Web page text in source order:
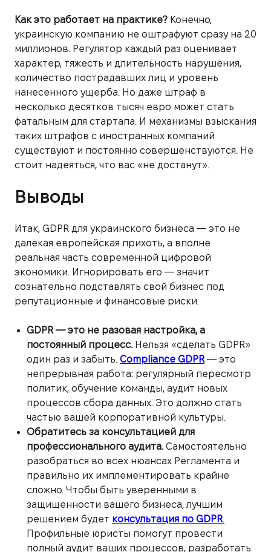
Как это работает на практике? Конечно,
украинскую компанию не оштрафуют сразу на 20
миллионов. Регулятор каждый раз оценивает
характер, тяжесть и длительность нарушения,
количество пострадавших лиц и уровень
нанесенного ущерба. Но даже штраф в
несколько десятков тысяч евро может стать
фатальным для стартапа. И механизмы взыскания
таких штрафов с иностранных компаний
существуют и постоянно совершенствуются. Не
стоит надеяться, что вас «не достанут».
Выводы
Итак, GDPR для украинского бизнеса — это не
далекая европейская прихоть, а вполне
реальная часть современной цифровой
экономики. Игнорировать его — значит
сознательно подставлять свой бизнес под
репутационные и финансовые риски.
GDPR — это не разовая настройка, а
постоянный процесс. Нельзя «сделать GDPR»
один раз и забыть. Compliance GDPR — это
непрерывная работа: регулярный пересмотр
политик, обучение команды, аудит новых
процессов сбора данных. Это должно стать
частью вашей корпоративной культуры.
Обратитесь за консультацией для
профессионального аудита. Самостоятельно
разобраться во всех нюансах Регламента и
правильно их имплементировать крайне
сложно. Чтобы быть уверенными в
защищенности вашего бизнеса, лучшим
решением будет консультация по GDPR.
Профильные юристы помогут провести
полный аудит ваших процессов, разработать